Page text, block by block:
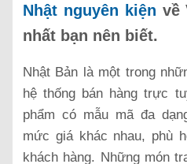
Nhật nguyên kiện về
nhất bạn nên biết.
Nhật Bản là một trong
hệ thống bán hàng trực
phẩm có mẫu mã đa
mức giá khác nhau, phù
khách hàng. Những món